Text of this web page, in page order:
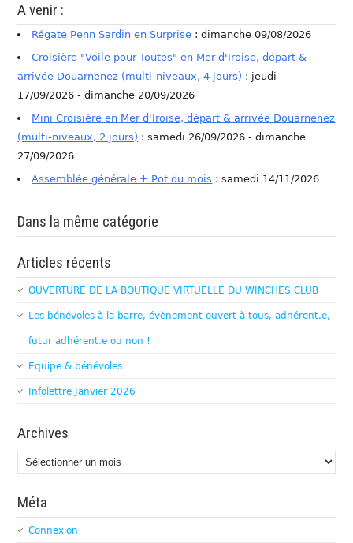
A venir :
Régate Penn Sardin en Surprise : dimanche 09/08/2026
Croisière "Voile pour Toutes" en Mer d'Iroise, départ &
arrivée Douarnenez (multi-niveaux, 4 jours) : jeudi
17/09/2026 - dimanche 20/09/2026
Mini Croisière en Mer d'Iroise, départ & arrivée Douarnenez
(multi-niveaux, 2 jours) : samedi 26/09/2026 - dimanche
27/09/2026
Assemblée générale + Pot du mois : samedi 14/11/2026
Dans la même catégorie
Articles récents
OUVERTURE DE LA BOUTIQUE VIRTUELLE DU WINCHES CLUB
Les bénévoles à la barre, évènement ouvert à tous, adhérent.e,
futur adhérent.e ou non !
Equipe & bénévoles
Infolettre Janvier 2026
Archives
Archives
Méta
Connexion